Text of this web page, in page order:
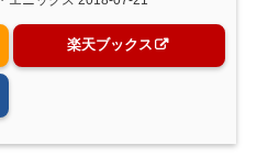
楽天ブックス